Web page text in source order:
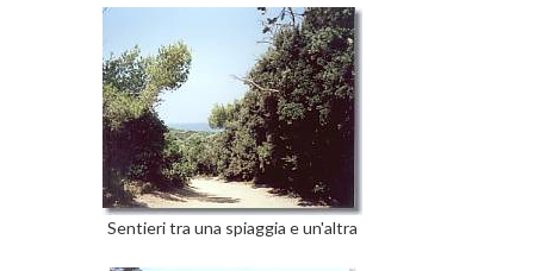
Sentieri tra una spiaggia e un'altra